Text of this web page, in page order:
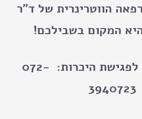
הווטרינרית של ד"ר
היא המקום בשבילכם!
היכרות: 072-
3940723